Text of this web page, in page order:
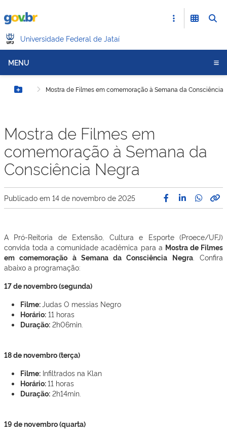
Universidade Federal de Jataí
MENU
Botão MenuMostra de Filmes em comemoração à Semana da Consciência
Mostra de Filmes em
comemoração à Semana da
Consciência Negra
Publicado em 14 de novembro de 2025
A Pró-Reitoria de Extensão, Cultura e Esporte (Proece/UFJ)
convida toda a comunidade acadêmica para a Mostra de Filmes
em comemoração à Semana da Consciência Negra. Confira
abaixo a programação:
17 de novembro (segunda)
Filme:Judas O messias Negro
Horário: 11 horas
Duração: 2h06min.
18 de novembro (terça)
Filme: Infiltrados na Klan
Horário:11 horas
Duração: 2h14min.
19 de novembro (quarta)